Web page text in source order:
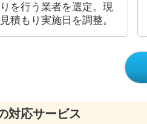
を行う業者を選定。現
積もり実施日を調整。
対応サービス